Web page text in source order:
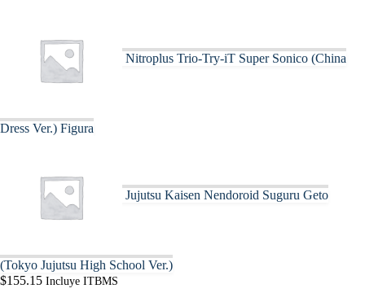
Nitroplus Trio-Try-iT Super Sonico (China
Dress Ver.) Figura
Jujutsu Kaisen Nendoroid Suguru Geto
(Tokyo Jujutsu High School Ver.)
$155.15 Incluye ITBMS